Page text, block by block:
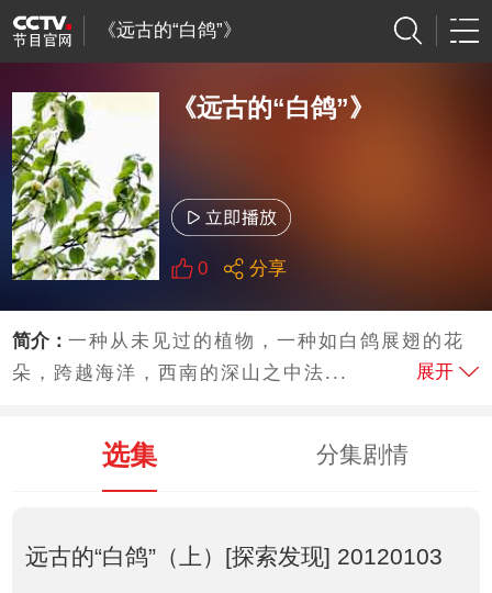
《远古的“白鸽”》
《远古的“白鸽”》
0 分享
简介：一种从未见过的植物，一种如白鸽展翅的花
朵，跨越海洋，西南的深山之中法...
展开
选集 分集剧情
远古的“白鸽”（上）[探索发现] 20120103